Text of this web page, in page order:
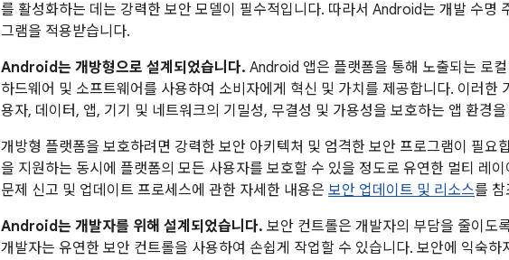
를 활성화하는 데는 강력한 보안 모델이 필수적입니다. 따라서 Android는 개발 수명
그램을 적용받습니다.
Android는 개방형으로 설계되었습니다. Android 앱은 플랫폼을 통해 노출되는 로
하드웨어 및 소프트웨어를 사용하여 소비자에게 혁신 및 가치를 제공합니다. 이러한
용자, 데이터, 앱, 기기 및 네트워크의 기밀성, 무결성 및 가용성을 보호하는 앱 환경
개방형 플랫폼을 보호하려면 강력한 보안 아키텍처 및 엄격한 보안 프로그램이 필요
을 지원하는 동시에 플랫폼의 모든 사용자를 보호할 수 있을 정도로 유연한 멀티 레
문제 신고 및 업데이트 프로세스에 관한 자세한 내용은 보안 업데이트 및 리소스를 참
Android는 개발자를 위해 설계되었습니다. 보안 컨트롤은 개발자의 부담을 줄이도
개발자는 유연한 보안 컨트롤을 사용하여 손쉽게 작업할 수 있습니다. 보안에 익숙하